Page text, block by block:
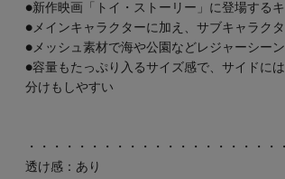
●新作映画「トイ・ストーリー」に登場する
●メインキャラクターに加え、サブキャラク
●メッシュ素材で海や公園などレジャーシー
●容量もたっぷり入るサイズ感で、サイドに
分けもしやすい
・・・・・・・・・・・・・・・・・・・・
透け感：あり